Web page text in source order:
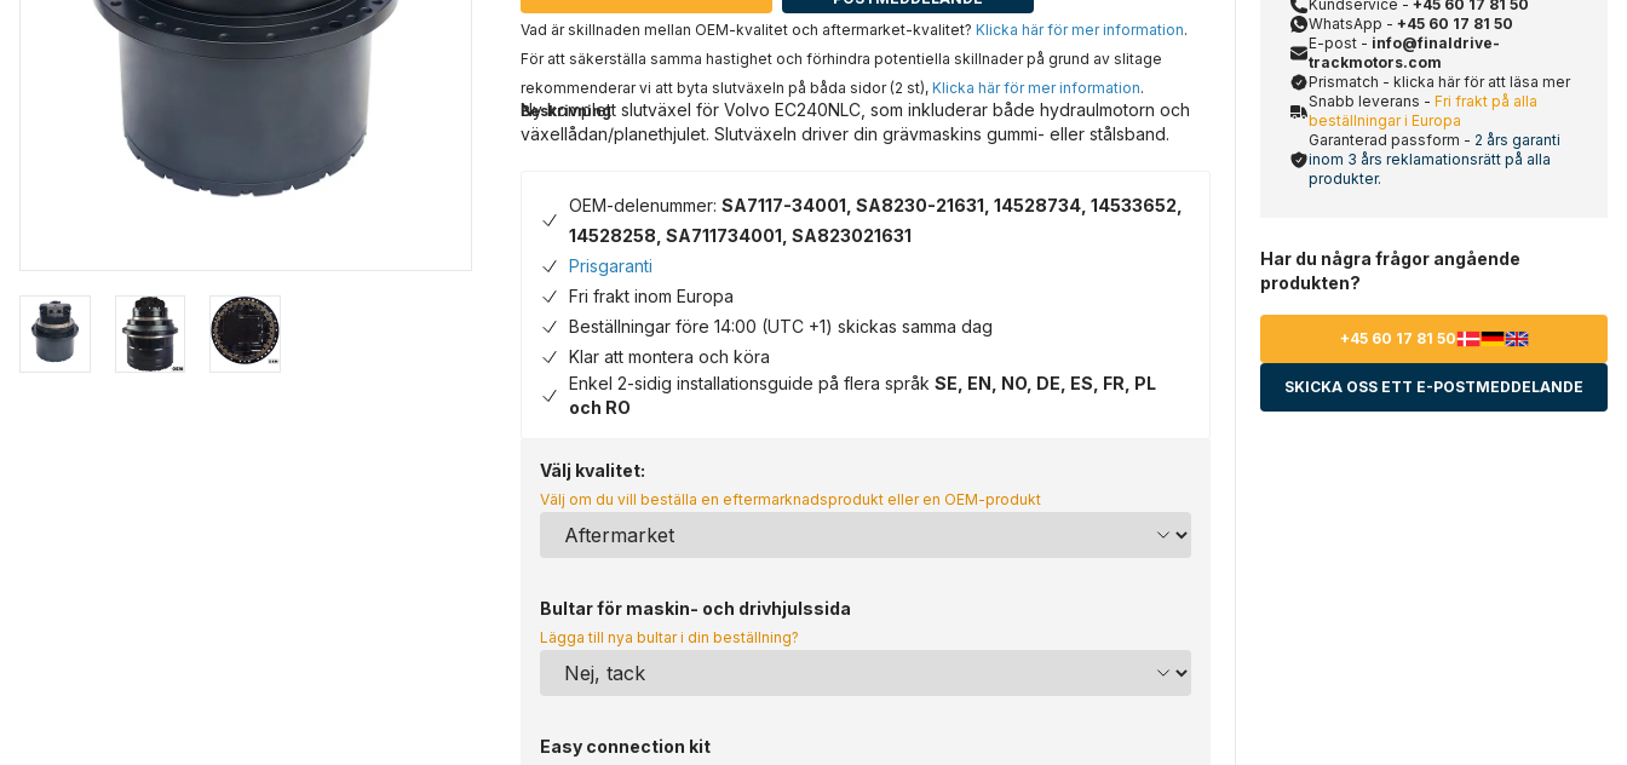
Vad är skillnaden mellan OEM-kvalitet och aftermarket-kvalitet? Klicka här för mer information.
För att säkerställa samma hastighet och förhindra potentiella skillnader på grund av slitage
rekommenderar vi att byta slutväxeln på båda sidor (2 st), Klicka här för mer information.
Beskrivning
Ny komplett slutväxel för Volvo EC240NLC, som inkluderar både hydraulmotorn och
växellådan/planethjulet. Slutväxeln driver din grävmaskins gummi- eller stålsband.
OEM-delenummer: SA7117-34001, SA8230-21631, 14528734, 14533652,
14528258, SA711734001, SA823021631
Prisgaranti
Fri frakt inom Europa
Beställningar före 14:00 (UTC +1) skickas samma dag
Klar att montera och köra
Enkel 2-sidig installationsguide på flera språk SE, EN, NO, DE, ES, FR, PL
och RO
Välj kvalitet:
Välj om du vill beställa en eftermarknadsprodukt eller en OEM-produkt
Bultar för maskin- och drivhjulssida
Lägga till nya bultar i din beställning?
Easy connection kit
Kundservice - +45 60 17 81 50
WhatsApp - +45 60 17 81 50
E-post - info@finaldrive-
trackmotors.com
Prismatch - klicka här för att läsa mer
Snabb leverans - Fri frakt på alla
beställningar i Europa
Garanterad passform - 2 års garanti
inom 3 års reklamationsrätt på alla
produkter.
Har du några frågor angående
produkten?
+45 60 17 81 50
SKICKA OSS ETT E-POSTMEDDELANDE